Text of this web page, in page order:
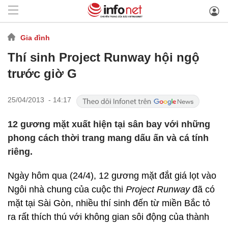
Gia đình
Thí sinh Project Runway hội ngộ
trước giờ G
25/04/2013 - 14:17
12 gương mặt xuất hiện tại sân bay với những
phong cách thời trang mang dấu ấn và cá tính
riêng.
Ngày hôm qua (24/4), 12 gương mặt đắt giá lọt vào
Ngôi nhà chung của cuộc thi Project Runway đã có
mặt tại Sài Gòn, nhiều thí sinh đến từ miền Bắc tỏ
ra rất thích thú với không gian sôi động của thành